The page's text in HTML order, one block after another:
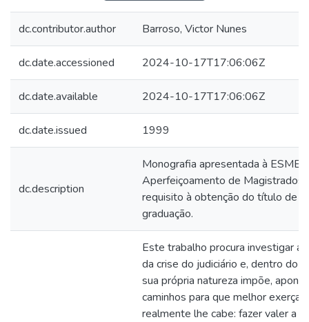
dc.contributor.author Barroso, Victor Nunes
dc.date.accessioned 2024-10-17T17:06:06Z
dc.date.available 2024-10-17T17:06:06Z
dc.date.issued 1999
dc.description
Monografia apresentada à
Aperfeiçoamento de Magistrados,
requisito à obtenção do título de
graduação.
Este trabalho procura investigar
da crise do judiciário e, dentro do
sua própria natureza impõe,
caminhos para que melhor exerça
realmente lhe cabe: fazer valer a